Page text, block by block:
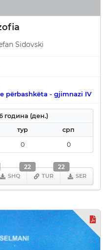
Sidovski
përbashkëta - gjimnazi IV
година (ден.)
тур
срп
0 0
SHQ TUR
22
SER
22